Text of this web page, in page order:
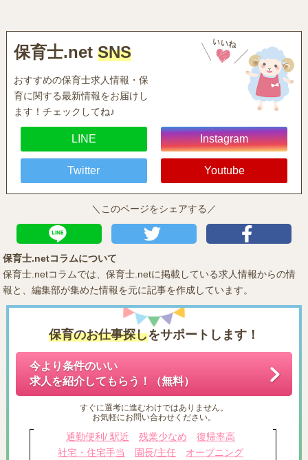
保育士.net SNS
おすすめの保育士求人情報・保
育に関する最新情報をお届けし
ます！チェックしてね♪
LINE Instagram
Twitter Youtube
＼このページをシェアする／
保育士.netコラムについて
保育士.netコラムでは、保育士.netに掲載している求人情報からの情
報と、編集部が集めた情報を元に記事を作成しています。
保育のお仕事探しをサポートします！
今より条件のいい
求人を紹介してもらう！（無料）
すぐに選考に進むわけではありません。
お気軽にお問い合わせください。
通勤便利/ 駅近 残業少なめ
復帰率高
社宅・住宅手当
園長/主任 オープニング